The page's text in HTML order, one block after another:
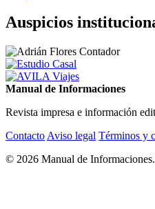
Auspicios
Manual de Informaciones
Revista impresa e información
Contacto Aviso legal Términos y
© 2026 Manual de